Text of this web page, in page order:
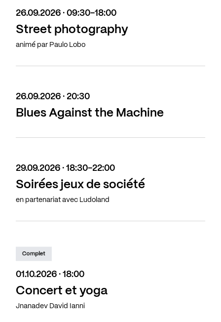
26.09.2026 · 09:30-18:00
Street photography
animé par Paulo Lobo
26.09.2026 · 20:30
Blues Against the Machine
29.09.2026 · 18:30-22:00
Soirées jeux de société
en partenariat avec Ludoland
Complet
01.10.2026 · 18:00
Concert et yoga
Jnanadev David Ianni